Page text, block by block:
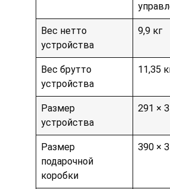
Вес нетто
устройства
9,9 кг
Вес брутто
устройства
11,35
Размер
устройства
291 ×
Размер
подарочной
коробки
390 ×